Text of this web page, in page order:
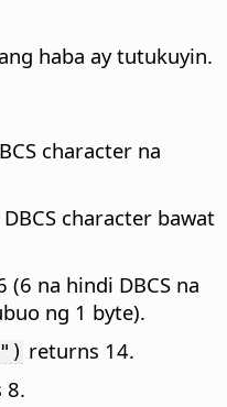
haba ay tutukuyin.
character na
character bawat
(6 na hindi DBCS na
ng 1 byte).
returns 14.
8.